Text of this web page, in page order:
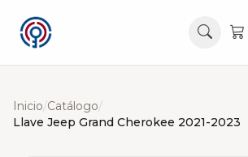
Inicio/Catálogo/
Llave Jeep Grand Cherokee 2021-2023